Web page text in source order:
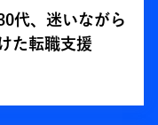
代、迷いながら
た転職支援